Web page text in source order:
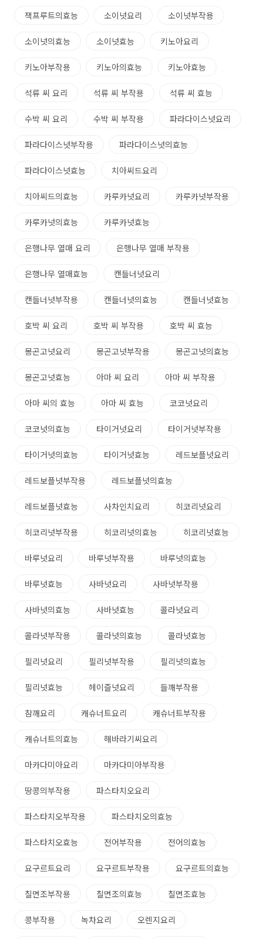
잭프루트의효능 소이넛요리 소이넛부작용
소이넛의효능 소이넛효능 키노아요리
키노아부작용 키노아의효능 키노아효능
석류 씨 요리 석류 씨 부작용 석류 씨 효능
수박 씨 요리 수박 씨 부작용 파라다이스넛요리
파라다이스넛부작용 파라다이스넛의효능
파라다이스넛효능 치아씨드요리
치아씨드의효능 카루카넛요리 카루카넛부작용
카루카넛의효능 카루카넛효능
은행나무 열매 요리 은행나무 열매 부작용
은행나무 열매효능 캔들너넛요리
캔들너넛부작용 캔들너넛의효능 캔들너넛효능
호박 씨 요리 호박 씨 부작용 호박 씨 효능
몽곤고넛요리 몽곤고넛부작용 몽곤고넛의효능
몽곤고넛효능 아마 씨 요리 아마 씨 부작용
아마 씨의 효능 아마 씨 효능 코코넛요리
코코넛의효능 타이거넛요리 타이거넛부작용
타이거넛의효능 타이거넛효능 레드보플넛요리
레드보플넛부작용 레드보플넛의효능
레드보플넛효능 사차인치요리 히코리넛요리
히코리넛부작용 히코리넛의효능 히코리넛효능
바루넛요리 바루넛부작용 바루넛의효능
바루넛효능 사바넛요리 사바넛부작용
사바넛의효능 사바넛효능 콜라넛요리
콜라넛부작용 콜라넛의효능 콜라넛효능
필리넛요리 필리넛부작용 필리넛의효능
필리넛효능 헤이즐넛요리 들깨부작용
참깨요리 캐슈너트요리 캐슈너트부작용
캐슈너트의효능 해바라기씨요리
마카다미아요리 마카다미아부작용
땅콩의부작용 파스타치오요리
파스타치오부작용 파스타치오의효능
파스타치오효능 전어부작용 전어의효능
요구르트요리 요구르트부작용 요구르트의효능
칠면조부작용 칠면조의효능 칠면조효능
콩부작용 녹차요리 오렌지요리